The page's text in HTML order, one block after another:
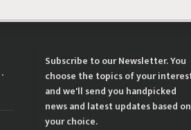
Subscribe to our Newsletter. You
choose the topics of your
and we'll send you handpicked
news and latest updates based on
your choice.